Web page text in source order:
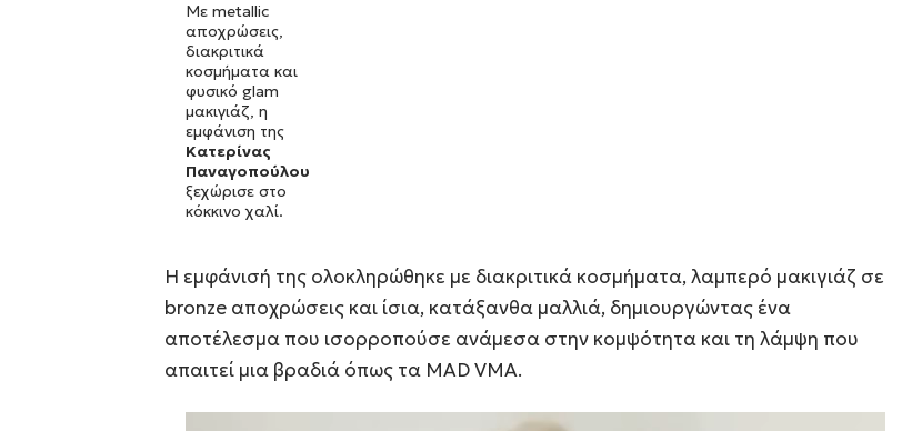
Με metallic
αποχρώσεις,
διακριτικά
κοσμήματα και
φυσικό glam
μακιγιάζ, η
εμφάνιση της
Κατερίνας
Παναγοπούλου
ξεχώρισε στο
κόκκινο χαλί.
Η εμφάνισή της ολοκληρώθηκε με διακριτικά κοσμήματα, λαμπερό μακιγιάζ σε
bronze αποχρώσεις και ίσια, κατάξανθα μαλλιά, δημιουργώντας ένα
αποτέλεσμα που ισορροπούσε ανάμεσα στην κομψότητα και τη λάμψη που
απαιτεί μια βραδιά όπως τα MAD VMA.